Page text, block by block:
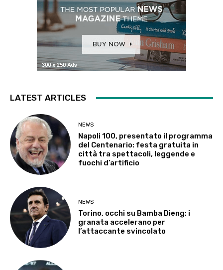
LATEST ARTICLES
NEWS
Napoli 100, presentato il programma
del Centenario: festa gratuita in
città tra spettacoli, leggende e
fuochi d’artificio
NEWS
Torino, occhi su Bamba Dieng: i
granata accelerano per
l’attaccante svincolato